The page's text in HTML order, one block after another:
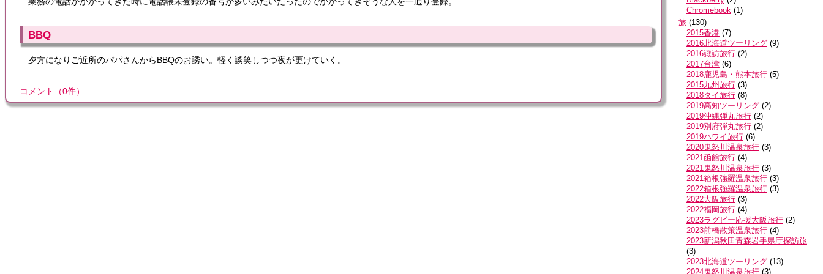
BBQ
夕方になりご近所のパパさんからBBQのお誘い。軽く談笑しつつ夜が更けていく。
コメント （0件）
Chromebook (1)
旅 (130)
2015香港 (7)
2016北海道ツーリング (9)
2016諏訪旅行 (2)
2017台湾 (6)
2018鹿児島・熊本旅行 (5)
2015九州旅行 (3)
2018タイ旅行 (8)
2019高知ツーリング (2)
2019沖縄弾丸旅行 (2)
2019別府弾丸旅行 (2)
2019ハワイ旅行 (6)
2020鬼怒川温泉旅行 (3)
2021函館旅行 (4)
2021鬼怒川温泉旅行 (3)
2021箱根強羅温泉旅行 (3)
2022箱根強羅温泉旅行 (3)
2022大阪旅行 (3)
2022福岡旅行 (4)
2023ラグビー応援大阪旅行 (2)
2023前橋散策温泉旅行 (4)
2023新潟秋田青森岩手県庁探訪旅
(3)
2023北海道ツーリング (13)
2024鬼怒川温泉旅行 (3)